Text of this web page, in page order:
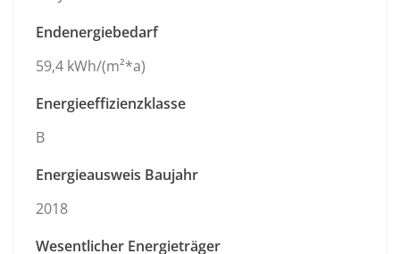
Endenergiebedarf
59,4 kWh/(m²*a)
Energieeffizienzklasse
B
Energieausweis Baujahr
2018
Wesentlicher Energieträger